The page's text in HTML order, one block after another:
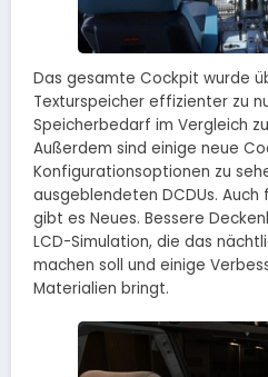
Das gesamte Cockpit wurde
Texturspeicher effizienter zu
Speicherbedarf im Vergleich
Außerdem sind einige neue
Konfigurationsoptionen zu
ausgeblendeten DCDUs. Auch
gibt es Neues. Bessere
LCD-Simulation, die das
machen soll und einige
Materialien bringt.